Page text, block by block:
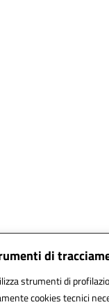
di
strumenti di
cookies tecnici